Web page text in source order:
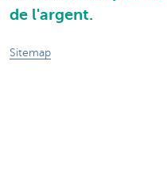
de l'argent.
Sitemap